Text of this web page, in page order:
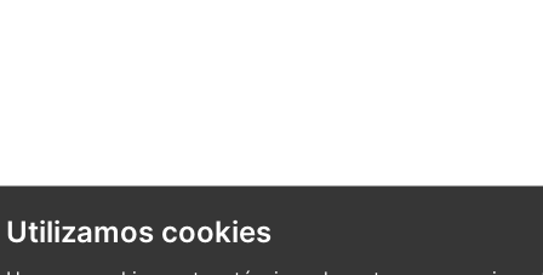
Utilizamos cookies